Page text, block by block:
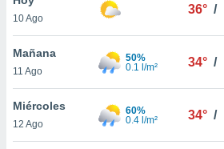
en
más
nuestra
10 Ago
36° /
Mañana
11 Ago
50%
0.1 l/m²
34° /
Miércoles
12 Ago
60%
0.4 l/m²
34° /